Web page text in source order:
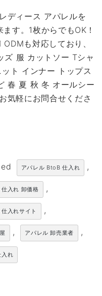
ディース アパレルを
す。1枚からでもOK！
も対応しており、
ズ 服 カットソー Tシャ
ト インナー トップス
春 夏 秋 冬 オールシー
気軽にお問合せくださ
アパレル BtoB 仕入れ ,
仕入れ 卸価格 ,
入れサイト ,
, アパレル 卸売業者 ,
入れ